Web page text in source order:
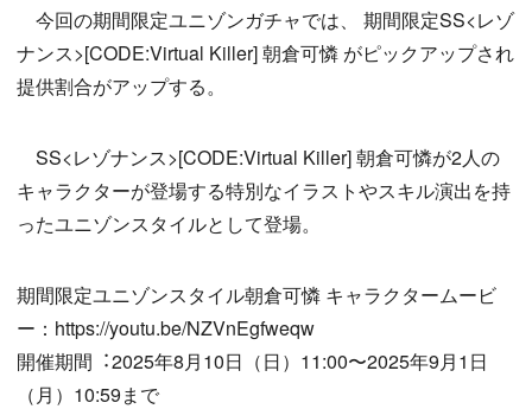
今回の期間限定ユニゾンガチャでは、 期間限定SS<レゾ
ナンス>[CODE:Virtual Killer] 朝倉可憐 がピックアップされ
提供割合がアップする。
SS<レゾナンス>[CODE:Virtual Killer] 朝倉可憐が2人の
キャラクターが登場する特別なイラストやスキル演出を持
ったユニゾンスタイルとして登場。
期間限定ユニゾンスタイル朝倉可憐 キャラクタームービ
ー：https://youtu.be/NZVnEgfweqw
開催期間︓2025年8月10日（日）11:00〜2025年9月1日
（月）10:59まで